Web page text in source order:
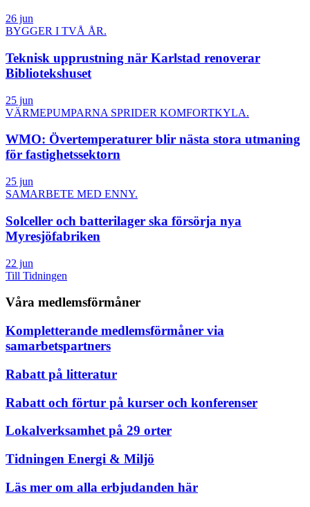
26 jun
BYGGER I TVÅ ÅR.
Teknisk upprustning när Karlstad renoverar
Bibliotekshuset
25 jun
VÄRMEPUMPARNA SPRIDER KOMFORTKYLA.
WMO: Övertemperaturer blir nästa stora utmaning
för fastighetssektorn
25 jun
SAMARBETE MED ENNY.
Solceller och batterilager ska försörja nya
Myresjöfabriken
22 jun
Till Tidningen
Våra medlemsförmåner
Kompletterande medlemsförmåner via
samarbetspartners
Rabatt på litteratur
Rabatt och förtur på kurser och konferenser
Lokalverksamhet på 29 orter
Tidningen Energi & Miljö
Läs mer om alla erbjudanden här